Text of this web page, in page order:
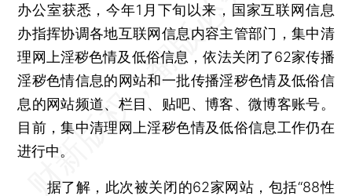
办公室获悉，今年1月下旬以来，国家互联网信息
办指挥协调各地互联网信息内容主管部门，集中清
理网上淫秽色情及低俗信息，依法关闭了62家传播
淫秽色情信息的网站和一批传播淫秽色情及低俗信
息的网站频道、栏目、贴吧、博客、微博客账号。
目前，集中清理网上淫秽色情及低俗信息工作仍在
进行中。
据了解，此次被关闭的62家网站，包括“88性